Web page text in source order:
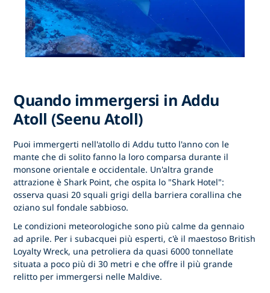
Quando immergersi in Addu
Atoll (Seenu Atoll)
Puoi immergerti nell'atollo di Addu tutto l'anno con le
mante che di solito fanno la loro comparsa durante il
monsone orientale e occidentale. Un'altra grande
attrazione è Shark Point, che ospita lo "Shark Hotel":
osserva quasi 20 squali grigi della barriera corallina che
oziano sul fondale sabbioso.
Le condizioni meteorologiche sono più calme da gennaio
ad aprile. Per i subacquei più esperti, c'è il maestoso British
Loyalty Wreck, una petroliera da quasi 6000 tonnellate
situata a poco più di 30 metri e che offre il più grande
relitto per immergersi nelle Maldive.